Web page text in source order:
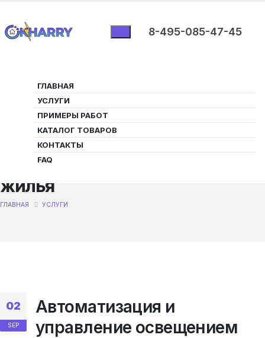
ГЛАВНАЯ
УСЛУГИ
ПРИМЕРЫ РАБОТ
КАТАЛОГ ТОВАРОВ
КОНТАКТЫ
FAQ
8-495-085-47-45
Автоматизация света —
комфорт, экономия и
безопасность для вашего
жилья
ГЛАВНАЯ УСЛУГИ
02
SEP
Автоматизация и
управление освещением